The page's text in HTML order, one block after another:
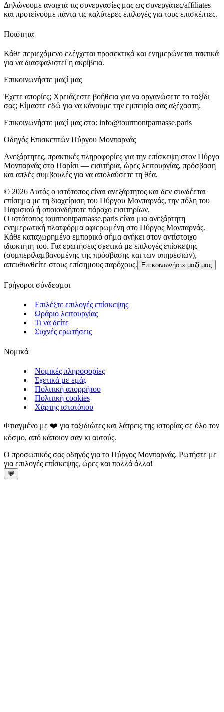
Δηλώνουμε ανοιχτά τις συνεργασίες μας ως συνεργάτες/affiliates
και προτείνουμε πάντα τις καλύτερες επιλογές για τους επισκέπτες.
Ποιότητα
Κάθε περιεχόμενο ελέγχεται προσεκτικά και ενημερώνεται τακτικά
για να διασφαλιστεί η ακρίβεια.
Επικοινωνήστε μαζί μας
Έχετε απορίες; Χρειάζεστε βοήθεια για να οργανώσετε το ταξίδι
σας; Είμαστε εδώ για να κάνουμε την εμπειρία σας αξέχαστη.
Επικοινωνήστε μαζί μας στο: info@tourmontparnasse.paris
Οδηγός Επισκεπτών Πύργου Μονπαρνάς
Ανεξάρτητες, πρακτικές πληροφορίες για την επίσκεψη στον Πύργο
Μονπαρνάς στο Παρίσι — εισιτήρια, ώρες λειτουργίας, πρόσβαση
και απλές συμβουλές για να απολαύσετε τη θέα.
© 2026 Αυτός ο ιστότοπος είναι ανεξάρτητος και δεν συνδέεται
επίσημα με τη διαχείριση του Πύργου Μονπαρνάς, την πόλη του
Παρισιού ή οποιονδήποτε πάροχο εισιτηρίων.
Ο ιστότοπος tourmontparnasse.paris είναι μια ανεξάρτητη
ενημερωτική πλατφόρμα αφιερωμένη στο Πύργος Μονπαρνάς.
Κάθε καταχωρημένο εμπορικό σήμα ανήκει στον αντίστοιχο
ιδιοκτήτη του. Για ερωτήσεις σχετικά με επιλογές επίσκεψης
(συμπεριλαμβανομένης της πρόσβασης και των υπηρεσιών),
απευθυνθείτε στους επίσημους παρόχους.
Επικοινωνήστε μαζί μας
Γρήγοροι σύνδεσμοι
Επιλέξτε επιλογές επίσκεψης
Ωράριο λειτουργίας
Τι να δείτε
Συχνές ερωτήσεις
Νομικά
Νομικές πληροφορίες
Σχετικά με εμάς
Πολιτική απορρήτου
Πολιτική cookies
Χάρτης ιστοτόπου
Φτιαγμένο με ❤️ για ταξιδιώτες και λάτρεις της ιστορίας σε όλο τον
κόσμο, από κάποιον σαν κι αυτούς.
Ο προσωπικός σας οδηγός για το Πύργος Μονπαρνάς. Ρωτήστε με
για επιλογές επίσκεψης, ώρες και πολλά άλλα!
💬